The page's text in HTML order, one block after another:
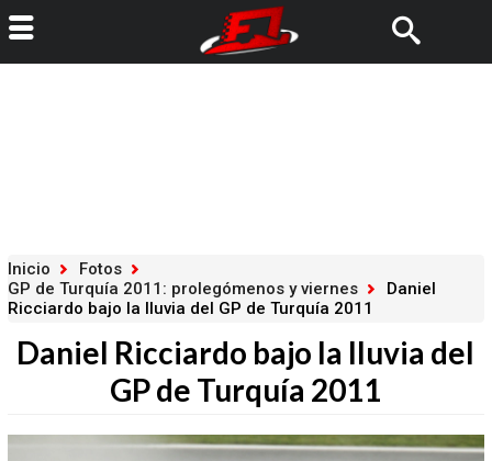
Inicio
Fotos
GP de Turquía 2011: prolegómenos y viernes
Daniel
Ricciardo bajo la lluvia del GP de Turquía 2011
Daniel Ricciardo bajo la lluvia del
GP de Turquía 2011